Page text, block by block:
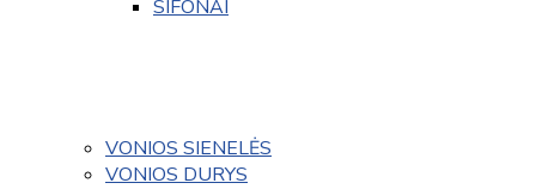
SIFONAI
VONIOS SIENELĖS
VONIOS DURYS